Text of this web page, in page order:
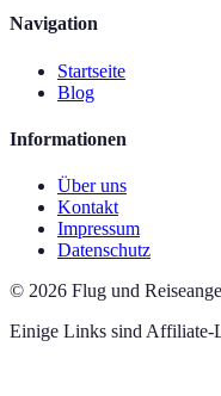
Navigation
Startseite
Blog
Informationen
Über uns
Kontakt
Impressum
Datenschutz
© 2026 Flug und
Einige Links sind Affiliate-